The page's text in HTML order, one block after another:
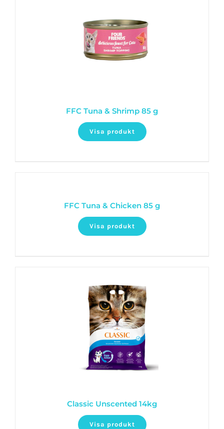
FFC Tuna & Shrimp 85 g
Visa produkt
FFC Tuna & Chicken 85 g
Visa produkt
Classic Unscented 14kg
Visa produkt